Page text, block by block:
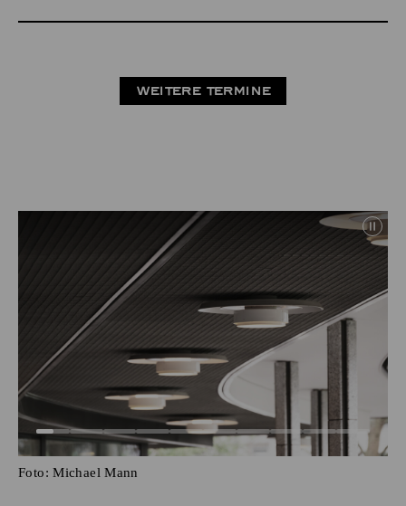
WEITERE TERMINE
Foto: Michael Mann